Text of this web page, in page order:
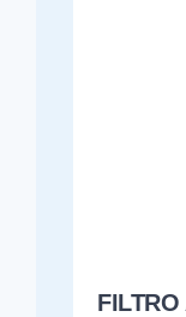
FILTRO